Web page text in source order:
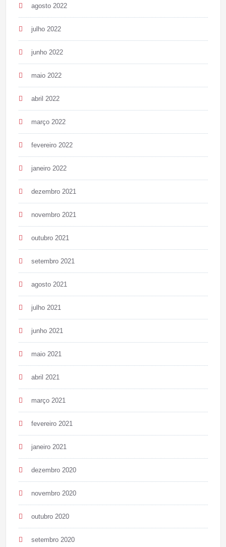
agosto 2022
julho 2022
junho 2022
maio 2022
abril 2022
março 2022
fevereiro 2022
janeiro 2022
dezembro 2021
novembro 2021
outubro 2021
setembro 2021
agosto 2021
julho 2021
junho 2021
maio 2021
abril 2021
março 2021
fevereiro 2021
janeiro 2021
dezembro 2020
novembro 2020
outubro 2020
setembro 2020